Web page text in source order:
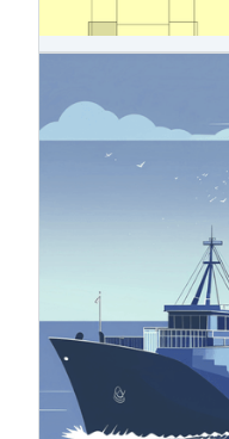
Kohlenstoff-
Der Mechanismus
Mechanism,
Verlagerung von
verhindern soll.
Unternehmen, die
deren Klimapolitik
in der EU
Produkte mit
ersetzt werden.